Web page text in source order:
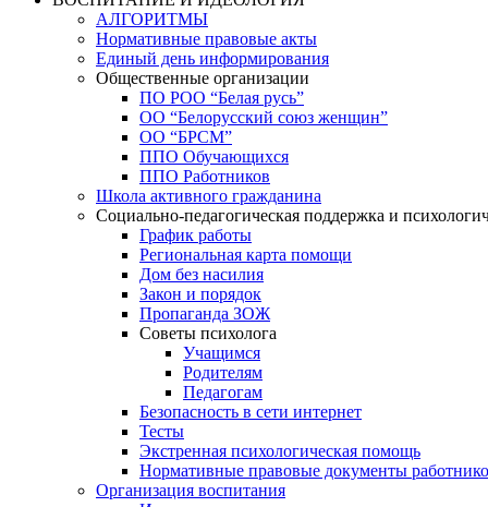
АЛГОРИТМЫ
Нормативные правовые акты
Единый день информирования
Общественные организации
ПО РОО “Белая русь”
ОО “Белорусский союз женщин”
ОО “БРСМ”
ППО Обучающихся
ППО Работников
Школа активного гражданина
Социально-педагогическая поддержка и
График работы
Региональная карта помощи
Дом без насилия
Закон и порядок
Пропаганда ЗОЖ
Советы психолога
Учащимся
Родителям
Педагогам
Безопасность в сети интернет
Тесты
Экстренная психологическая помощь
Нормативные правовые документы
Организация воспитания